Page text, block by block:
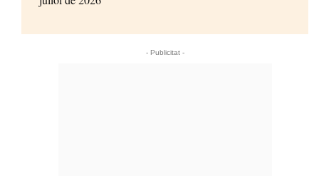
- Publicitat -